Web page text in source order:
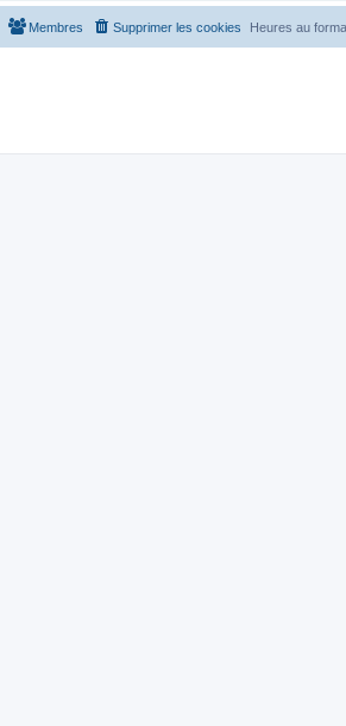
Heures au
Supprimer les cookies
Membres